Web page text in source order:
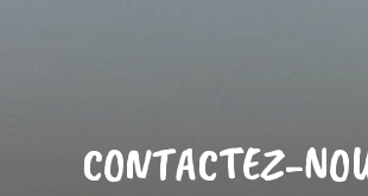
CONTACTEZ-